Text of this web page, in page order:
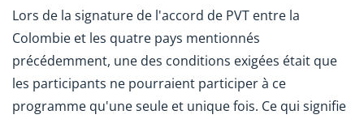
Lors de la signature de l'accord de PVT entre la
Colombie et les quatre pays mentionnés
précédemment, une des conditions exigées était que
les participants ne pourraient participer à ce
programme qu'une seule et unique fois. Ce qui signifie